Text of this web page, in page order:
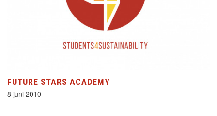
FUTURE STARS ACADEMY
8 juni 2010